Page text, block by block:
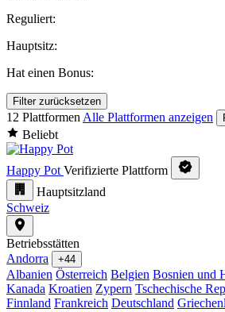
Reguliert:
Hauptsitz:
Hat einen Bonus:
Filter zurücksetzen
12 Plattformen Alle Plattformen anzeigen
Beliebt
Happy Pot Verifizierte Plattform
Hauptsitzland
Schweiz
Betriebsstätten
Andorra
+44
Albanien Österreich Belgien Bosnien und
Kanada Kroatien Zypern Tschechische
Finnland Frankreich Deutschland